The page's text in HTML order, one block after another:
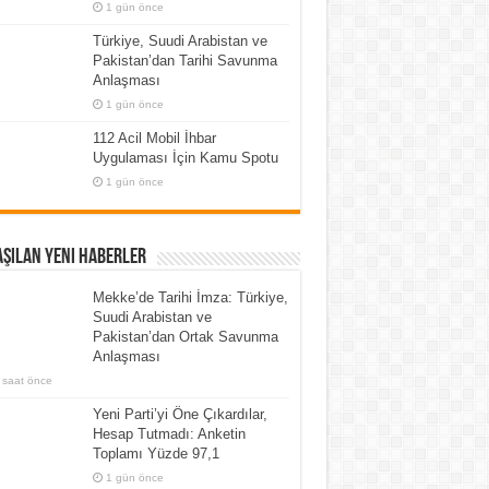
1 gün önce
Türkiye, Suudi Arabistan ve
Pakistan’dan Tarihi Savunma
Anlaşması
1 gün önce
112 Acil Mobil İhbar
Uygulaması İçin Kamu Spotu
1 gün önce
Yeni Haberler
Mekke’de Tarihi İmza: Türkiye,
Suudi Arabistan ve
Pakistan’dan Ortak Savunma
Anlaşması
saat önce
Yeni Parti’yi Öne Çıkardılar,
Hesap Tutmadı: Anketin
Toplamı Yüzde 97,1
1 gün önce